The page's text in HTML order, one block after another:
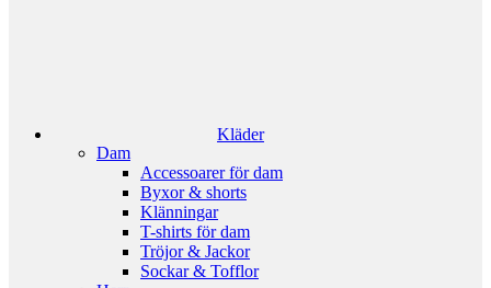
Kläder
Dam
Accessoarer för dam
Byxor & shorts
Klänningar
T-shirts för dam
Tröjor & Jackor
Sockar & Tofflor